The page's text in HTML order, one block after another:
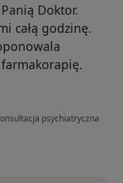
Doktor.
całą godzinę.
psychiatryczna